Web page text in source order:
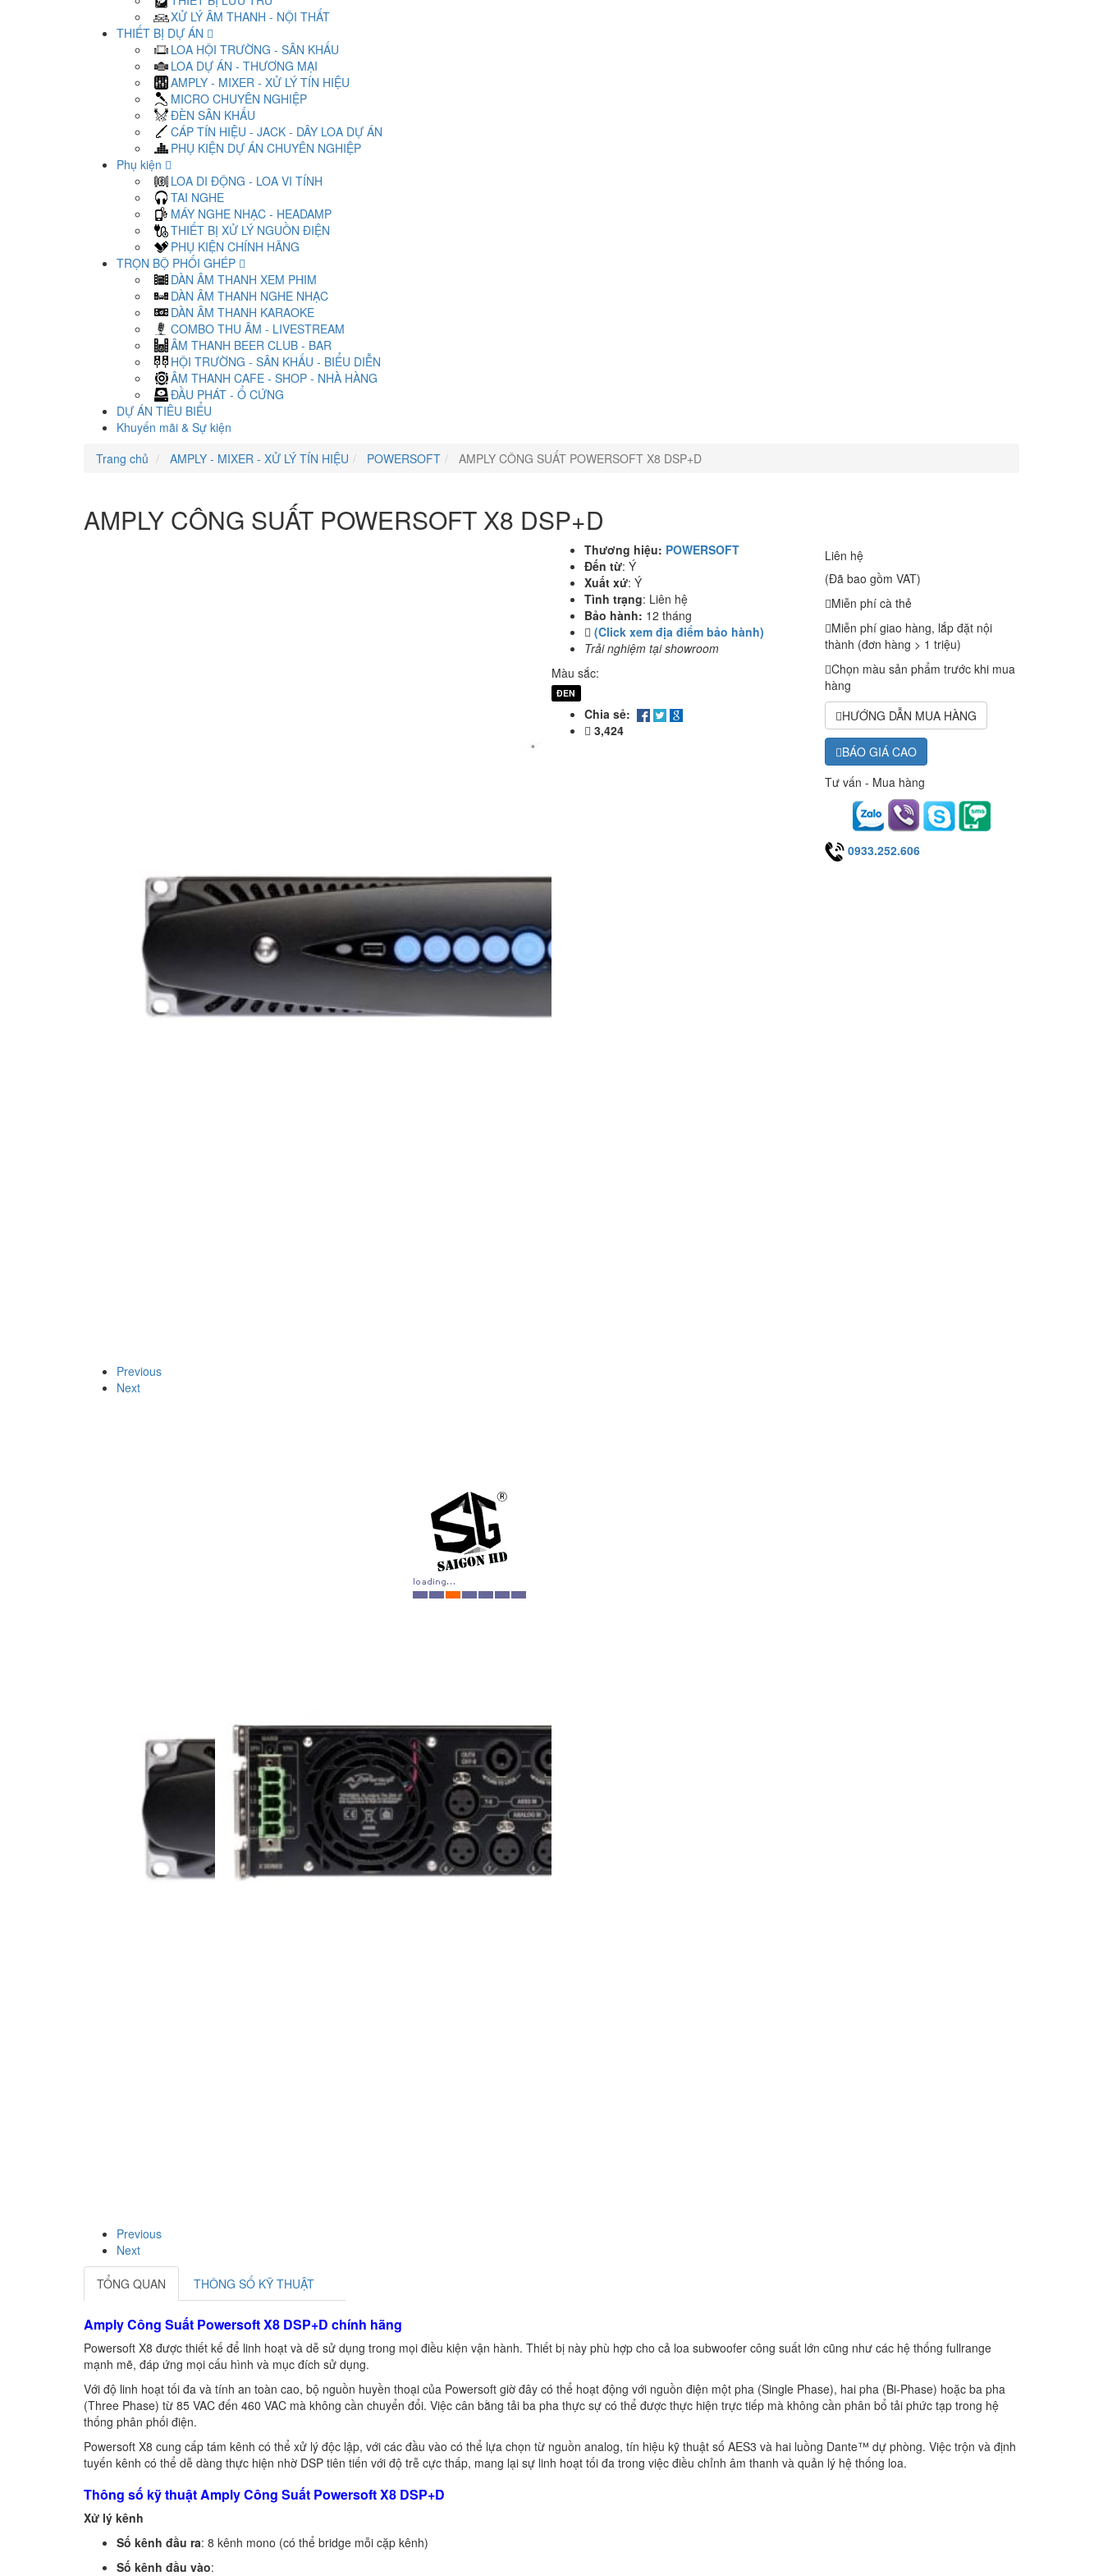
XỬ LÝ ÂM THANH - NỘI THẤT
THIẾT BỊ DỰ ÁN
LOA HỘI TRƯỜNG - SÂN KHẤU
LOA DỰ ÁN - THƯƠNG MẠI
AMPLY - MIXER - XỬ LÝ TÍN HIỆU
MICRO CHUYÊN NGHIỆP
ĐÈN SÂN KHẤU
CÁP TÍN HIỆU - JACK - DÂY LOA DỰ ÁN
PHỤ KIỆN DỰ ÁN CHUYÊN NGHIỆP
Phụ kiện
LOA DI ĐỘNG - LOA VI TÍNH
TAI NGHE
MÁY NGHE NHẠC - HEADAMP
THIẾT BỊ XỬ LÝ NGUỒN ĐIỆN
PHỤ KIỆN CHÍNH HÃNG
TRỌN BỘ PHỐI GHÉP
DÀN ÂM THANH XEM PHIM
DÀN ÂM THANH NGHE NHẠC
DÀN ÂM THANH KARAOKE
COMBO THU ÂM - LIVESTREAM
ÂM THANH BEER CLUB - BAR
HỘI TRƯỜNG - SÂN KHẤU - BIỂU DIỄN
ÂM THANH CAFE - SHOP - NHÀ HÀNG
ĐẦU PHÁT - Ổ CỨNG
DỰ ÁN TIÊU BIỂU
Khuyến mãi & Sự kiện
Trang chủ
AMPLY - MIXER - XỬ LÝ TÍN HIỆU POWERSOFT AMPLY CÔNG SUẤT POWERSOFT X8 DSP+D
AMPLY CÔNG SUẤT POWERSOFT X8 DSP+D
Previous
Next
Previous
Next
Thương hiệu: POWERSOFT
Đến từ: Ý
Xuất xứ: Ý
Tình trạng: Liên hệ
Bảo hành: 12 tháng
(Click xem địa điểm bảo hành)
Trải nghiệm tại showroom
Màu sắc:
ĐEN
Chia sẻ:
3,424
Liên hệ
(Đã bao gồm VAT)
Miễn phí cà thẻ
Miễn phí giao hàng, lắp đặt nội
thành (đơn hàng > 1 triệu)
Chọn màu sản phẩm trước khi mua
hàng
HƯỚNG DẪN MUA HÀNG
BÁO GIÁ CAO
Tư vấn - Mua hàng
0933.252.606
TỔNG QUAN THÔNG SỐ KỸ THUẬT
Amply Công Suất Powersoft X8 DSP+D chính hãng
Powersoft X8 được thiết kế để linh hoạt và dễ sử dụng trong mọi điều kiện vận hành. Thiết bị này phù hợp cho cả loa subwoofer công suất lớn cũng như các hệ thống fullrange
mạnh mẽ, đáp ứng mọi cấu hình và mục đích sử dụng.
Với độ linh hoạt tối đa và tính an toàn cao, bộ nguồn huyền thoại của Powersoft giờ đây có thể hoạt động với nguồn điện một pha (Single Phase), hai pha (Bi-Phase) hoặc ba pha
(Three Phase) từ 85 VAC đến 460 VAC mà không cần chuyển đổi. Việc cân bằng tải ba pha thực sự có thể được thực hiện trực tiếp mà không cần phân bổ tải phức tạp trong hệ
thống phân phối điện.
Powersoft X8 cung cấp tám kênh có thể xử lý độc lập, với các đầu vào có thể lựa chọn từ nguồn analog, tín hiệu kỹ thuật số AES3 và hai luồng Dante™ dự phòng. Việc trộn và định
tuyến kênh có thể dễ dàng thực hiện nhờ DSP tiên tiến với độ trễ cực thấp, mang lại sự linh hoạt tối đa trong việc điều chỉnh âm thanh và quản lý hệ thống loa.
Thông số kỹ thuật Amply Công Suất Powersoft X8 DSP+D
Xử lý kênh
Số kênh đầu ra: 8 kênh mono (có thể bridge mỗi cặp kênh)
Số kênh đầu vào: